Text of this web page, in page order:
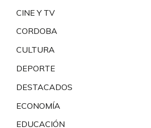
CINE Y TV
CORDOBA
CULTURA
DEPORTE
DESTACADOS
ECONOMÍA
EDUCACIÓN